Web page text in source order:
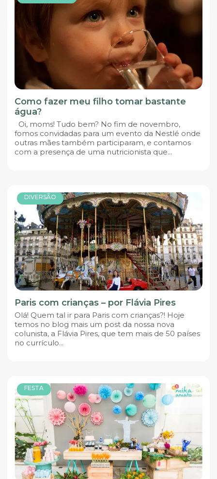
Como fazer meu filho tomar bastante
água?
Oi, moms! Tudo bem? No fim de novembro,
fomos convidadas para um evento da Nestlé onde
outras mães também participaram, e contamos
com a presença de uma nutricionista que...
DIVERSÃO
Paris com crianças – por Flávia Pires
Olá! Quem tal ir para Paris com crianças?! Hoje
temos no blog mais um post da nossa nova
colunista, a Flávia Pires, que tem mais de 50 países
no currículo...
FESTA